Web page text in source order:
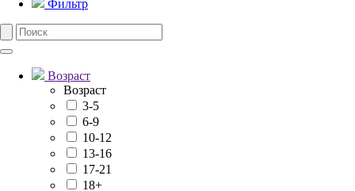
Фильтр
Возраст
Возраст
3-5
6-9
10-12
13-16
17-21
18+